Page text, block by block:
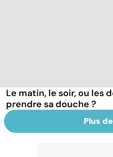
Le matin, le soir, ou les
prendre sa douche ?
Plus